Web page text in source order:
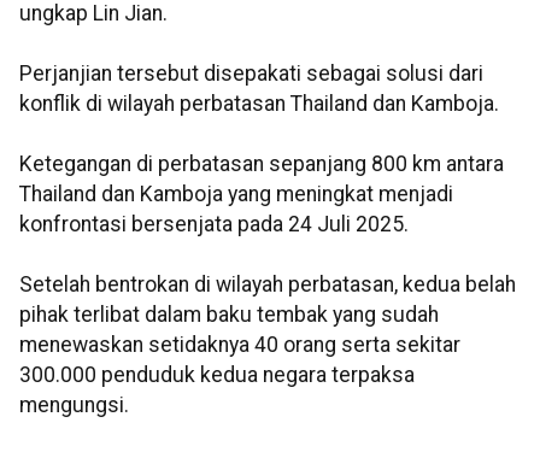
ungkap Lin Jian.
Perjanjian tersebut disepakati sebagai solusi dari
konflik di wilayah perbatasan Thailand dan Kamboja.
Ketegangan di perbatasan sepanjang 800 km antara
Thailand dan Kamboja yang meningkat menjadi
konfrontasi bersenjata pada 24 Juli 2025.
Setelah bentrokan di wilayah perbatasan, kedua belah
pihak terlibat dalam baku tembak yang sudah
menewaskan setidaknya 40 orang serta sekitar
300.000 penduduk kedua negara terpaksa
mengungsi.